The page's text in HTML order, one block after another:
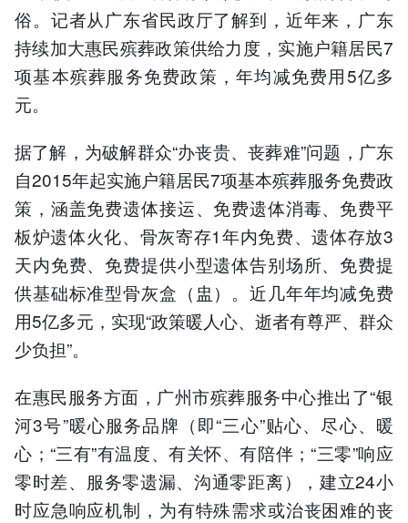
俗。记者从广东省民政厅了解到，近年来，广东
持续加大惠民殡葬政策供给力度，实施户籍居民7
项基本殡葬服务免费政策，年均减免费用5亿多
元。
据了解，为破解群众“办丧贵、丧葬难”问题，广东
自2015年起实施户籍居民7项基本殡葬服务免费政
策，涵盖免费遗体接运、免费遗体消毒、免费平
板炉遗体火化、骨灰寄存1年内免费、遗体存放3
天内免费、免费提供小型遗体告别场所、免费提
供基础标准型骨灰盒（盅）。近几年年均减免费
用5亿多元，实现“政策暖人心、逝者有尊严、群众
少负担”。
在惠民服务方面，广州市殡葬服务中心推出了“银
河3号”暖心服务品牌（即“三心”贴心、尽心、暖
心；“三有”有温度、有关怀、有陪伴；“三零”响应
零时差、服务零遗漏、沟通零距离），建立24小
时应急响应机制，为有特殊需求或治丧困难的丧